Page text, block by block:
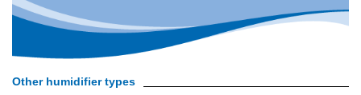
Other humidifier types